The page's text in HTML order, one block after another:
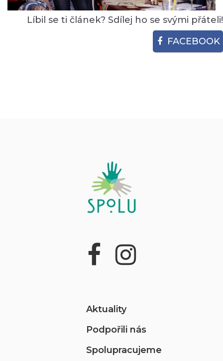
Líbil se ti článek? Sdílej ho se svými přáteli!
FACEBOOK
Aktuality
Podpořili nás
Spolupracujeme